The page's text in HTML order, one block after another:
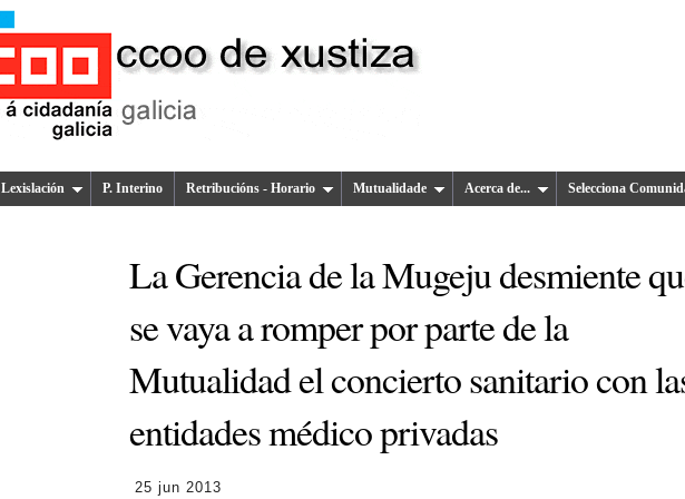
Lexislación P. Interino Retribucións - Horario Mutualidade Acerca de... Selecciona
La Gerencia de la Mugeju desmiente
se vaya a romper por parte de la
Mutualidad el concierto sanitario con
entidades médico privadas
25 jun 2013